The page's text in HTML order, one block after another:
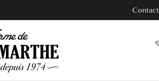
Contact